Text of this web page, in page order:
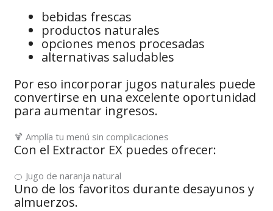
bebidas frescas
productos naturales
opciones menos procesadas
alternativas saludables
Por eso incorporar jugos naturales puede
convertirse en una excelente oportunidad
para aumentar ingresos.
🍹 Amplía tu menú sin complicaciones
Con el Extractor EX puedes ofrecer:
🍊 Jugo de naranja natural
Uno de los favoritos durante desayunos y
almuerzos.